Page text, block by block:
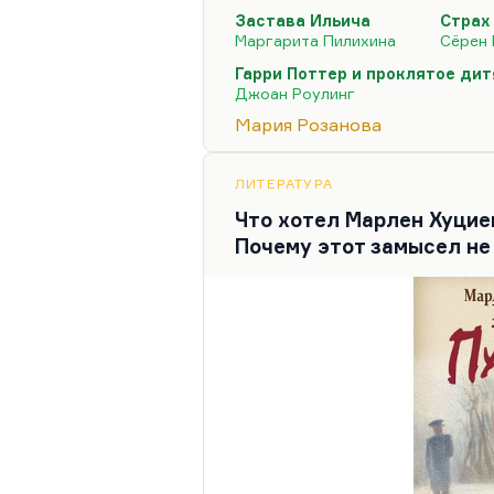
экзистенциальные ощущения
тревогой?»
Да потому что
тревога, «Страх и трепет»
довольно важная.
ощущение трагическое, и
Застава Ильича
Маргарита Пилихина
Страх
Сёрен
Гарри Поттер и проклятое
Джоан Роулинг
Мария Розанова
ЛИТЕРАТУРА
Что хотел Марлен
Почему этот замысел